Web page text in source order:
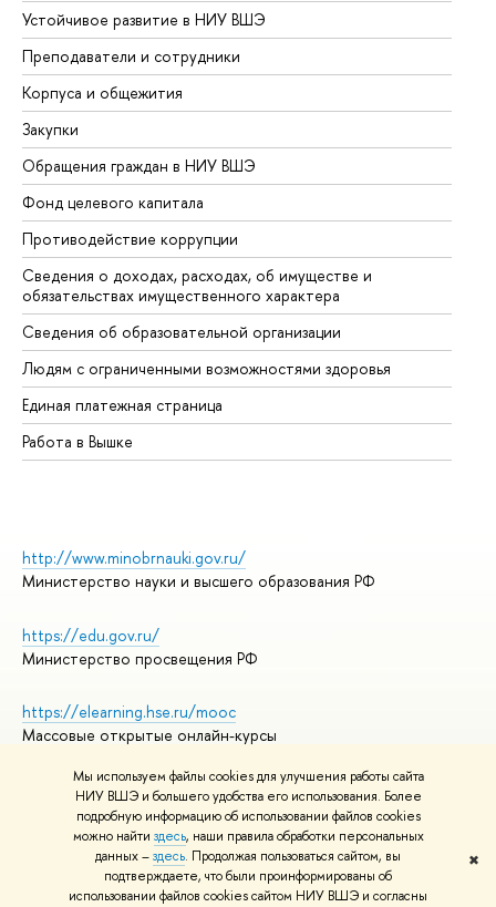
Мы используем файлы cookies для улучшения работы сайта
НИУ ВШЭ и большего удобства его использования. Более
подробную информацию об использовании файлов cookies
можно найти здесь, наши правила обработки персональных
данных –здесь. Продолжая пользоваться сайтом, вы
подтверждаете, что были проинформированы об
использовании файлов cookies сайтом НИУ ВШЭ и согласны
✖
Устойчивое развитие в НИУ ВШЭ
Преподаватели и сотрудники
Корпуса и общежития
Закупки
Обращения граждан в НИУ ВШЭ
Фонд целевого капитала
Противодействие коррупции
Сведения о доходах, расходах, об имуществе и
обязательствах имущественного характера
Сведения об образовательной организации
Людям с ограниченными возможностями здоровья
Единая платежная страница
Работа в Вышке
http://www.minobrnauki.gov.ru/
Министерство науки и высшего образования РФ
https://edu.gov.ru/
Министерство просвещения РФ
https://elearning.hse.ru/mooc
Массовые открытые онлайн-курсы
© НИУ ВШЭ 1993–2026
Адреса и контакты
Условия использования материалов
Политика конфиденциальности